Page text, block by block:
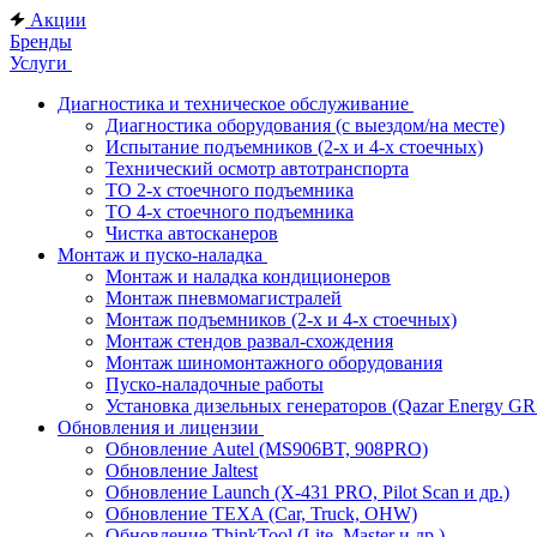
Акции
Бренды
Услуги
Диагностика и техническое обслуживание
Диагностика оборудования (с выездом/на месте)
Испытание подъемников (2-х и 4-х стоечных)
Технический осмотр автотранспорта
ТО 2-х стоечного подъемника
ТО 4-х стоечного подъемника
Чистка автосканеров
Монтаж и пуско-наладка
Монтаж и наладка кондиционеров
Монтаж пневмомагистралей
Монтаж подъемников (2-х и 4-х стоечных)
Монтаж стендов развал-схождения
Монтаж шиномонтажного оборудования
Пуско-наладочные работы
Установка дизельных генераторов (Qazar Energy
Обновления и лицензии
Обновление Autel (MS906BT, 908PRO)
Обновление Jaltest
Обновление Launch (X-431 PRO, Pilot Scan и др.)
Обновление TEXA (Car, Truck, OHW)